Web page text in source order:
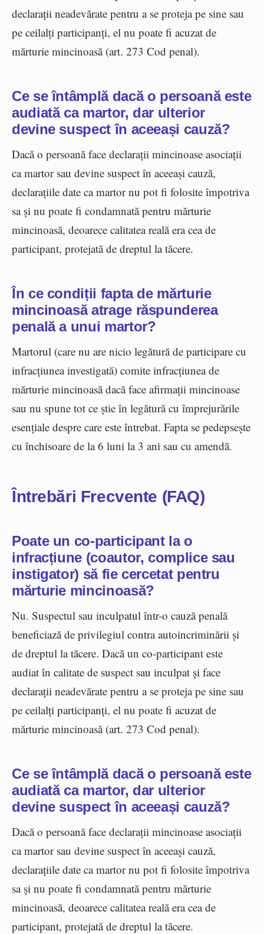
declarații neadevărate pentru a se proteja pe sine sau
pe ceilalți participanți, el nu poate fi acuzat de
mărturie mincinoasă (art. 273 Cod penal).
Ce se întâmplă dacă o persoană este
audiată ca martor, dar ulterior
devine suspect în aceeași cauză?
Dacă o persoană face declarații mincinoase asociații
ca martor sau devine suspect în aceeași cauză,
declarațiile date ca martor nu pot fi folosite împotriva
sa și nu poate fi condamnată pentru mărturie
mincinoasă, deoarece calitatea reală era cea de
participant, protejată de dreptul la tăcere.
În ce condiții fapta de mărturie
mincinoasă atrage răspunderea
penală a unui martor?
Martorul (care nu are nicio legătură de participare cu
infracțiunea investigată) comite infracțiunea de
mărturie mincinoasă dacă face afirmații mincinoase
sau nu spune tot ce știe în legătură cu împrejurările
esențiale despre care este întrebat. Fapta se pedepsește
cu închisoare de la 6 luni la 3 ani sau cu amendă.
Întrebări Frecvente (FAQ)
Poate un co-participant la o
infracțiune (coautor, complice sau
instigator) să fie cercetat pentru
mărturie mincinoasă?
Nu. Suspectul sau inculpatul într-o cauză penală
beneficiază de privilegiul contra autoincriminării și
de dreptul la tăcere. Dacă un co-participant este
audiat în calitate de suspect sau inculpat și face
declarații neadevărate pentru a se proteja pe sine sau
pe ceilalți participanți, el nu poate fi acuzat de
mărturie mincinoasă (art. 273 Cod penal).
Ce se întâmplă dacă o persoană este
audiată ca martor, dar ulterior
devine suspect în aceeași cauză?
Dacă o persoană face declarații mincinoase asociații
ca martor sau devine suspect în aceeași cauză,
declarațiile date ca martor nu pot fi folosite împotriva
sa și nu poate fi condamnată pentru mărturie
mincinoasă, deoarece calitatea reală era cea de
participant, protejată de dreptul la tăcere.